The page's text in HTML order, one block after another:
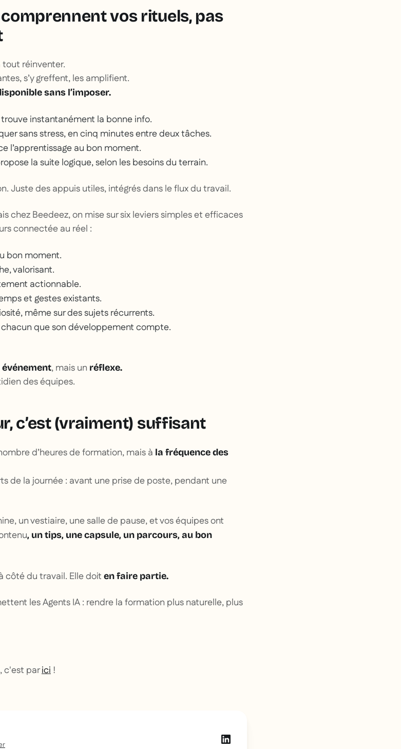
vos rituels, pas
tout réinventer.
s’y greffent, les amplifient.
sans l’imposer.
trouve instantanément la bonne info.
sans stress, en cinq minutes entre deux tâches.
l’apprentissage au bon moment.
la suite logique, selon les besoins du terrain.
Juste des appuis utiles, intégrés dans le flux du travail.
chez Beedeez, on mise sur six leviers simples et efficaces
connectée au réel :
bon moment.
valorisant.
actionnable.
et gestes existants.
même sur des sujets récurrents.
chacun que son développement compte.
, mais un réflexe.
des équipes.
c’est (vraiment) suffisant
d’heures de formation, mais à la fréquence des
de la journée : avant une prise de poste, pendant une
un vestiaire, une salle de pause, et vos équipes ont
, un tips, une capsule, un parcours, au bon
côtédu travail. Elle doit en faire partie.
les Agents IA : rendre la formation plus naturelle, plus
c'est parici!